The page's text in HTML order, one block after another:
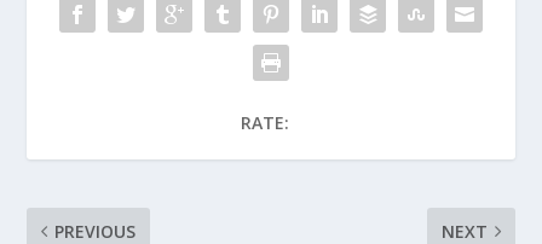
RATE:
PREVIOUS NEXT